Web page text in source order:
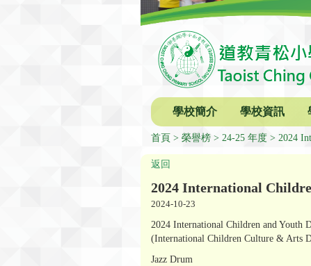
學校簡介 學校資訊
首頁 榮譽榜 24-25 年度 2024
返回
2024 International
2024-10-23
2024 International Children and Youth
(International Children Culture & Arts
Jazz Drum